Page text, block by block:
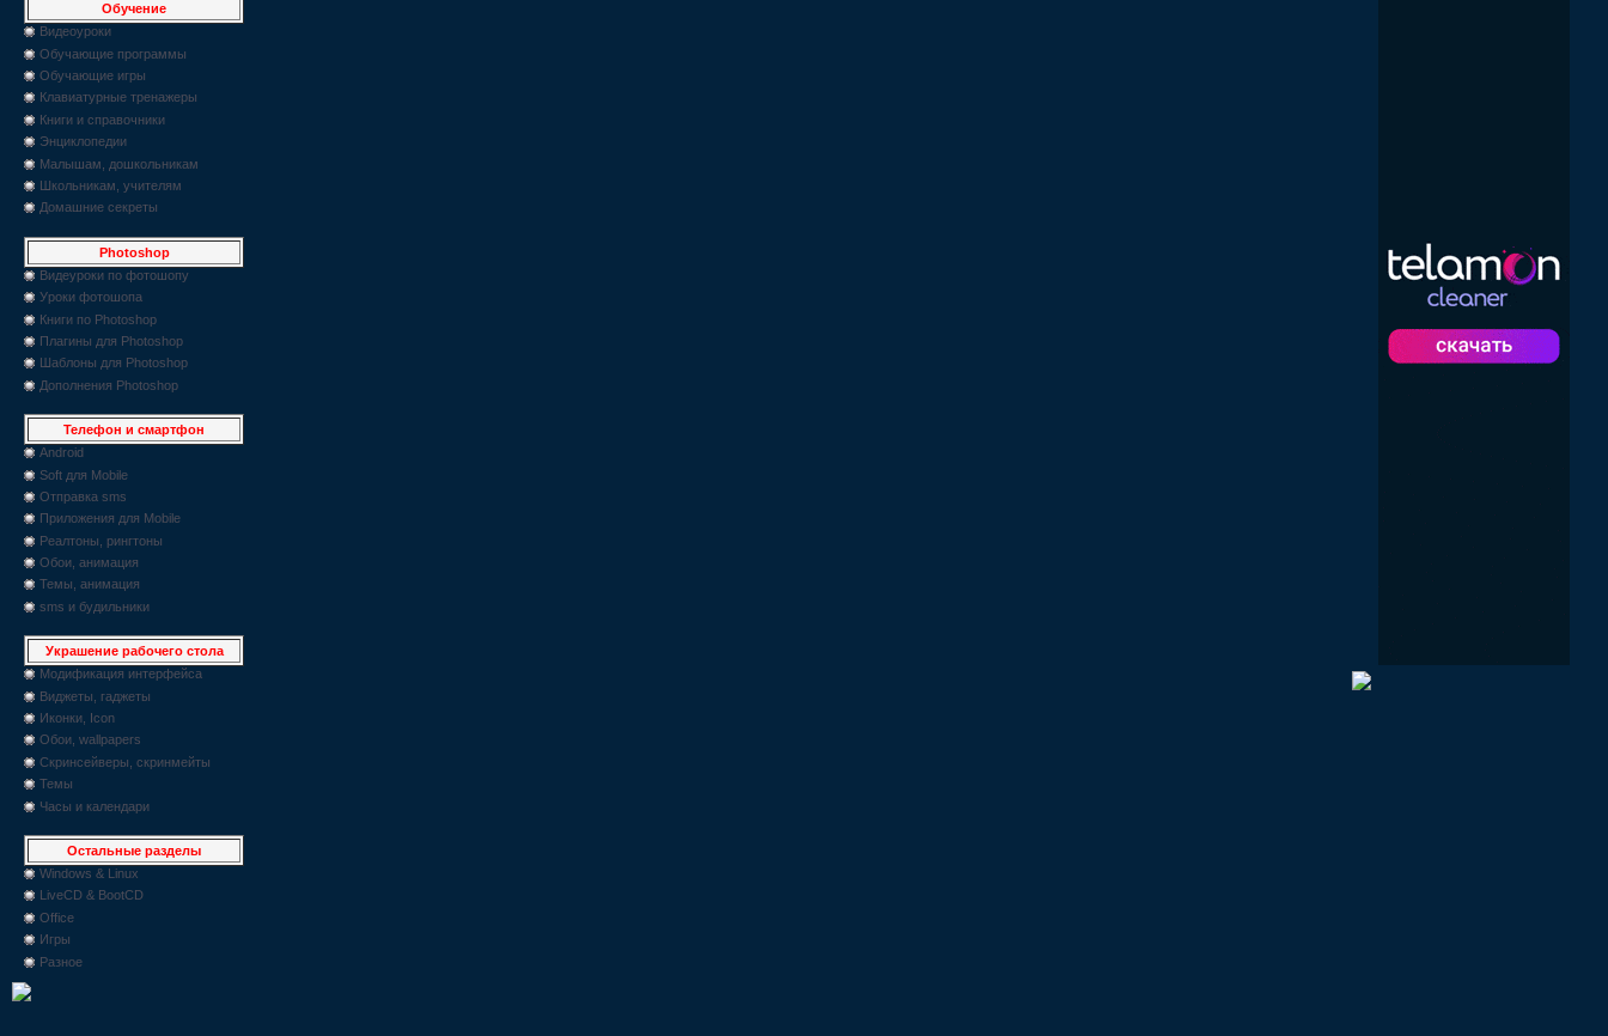
Обучение
Видеоуроки
Обучающие программы
Обучающие игры
Клавиатурные тренажеры
Книги и справочники
Энциклопедии
Малышам, дошкольникам
Школьникам, учителям
Домашние секреты
Photoshop
Видеуроки по фотошопу
Уроки фотошопа
Книги по Photoshop
Плагины для Photoshop
Шаблоны для Photoshop
Дополнения Photoshop
Телефон и смартфон
Android
Soft для Mobile
Отправка sms
Приложения для Mobile
Реалтоны, рингтоны
Обои, анимация
Темы, анимация
sms и будильники
Украшение рабочего стола
Модификация интерфейса
Виджеты, гаджеты
Иконки, Icon
Обои, wallpapers
Скринсейверы, скринмейты
Темы
Часы и календари
Остальные разделы
Windows & Linux
LiveCD & BootCD
Office
Игры
Разное